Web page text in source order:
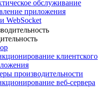
обслуживание
приложения
WebSocket
клиентского
производительности
веб-сервера